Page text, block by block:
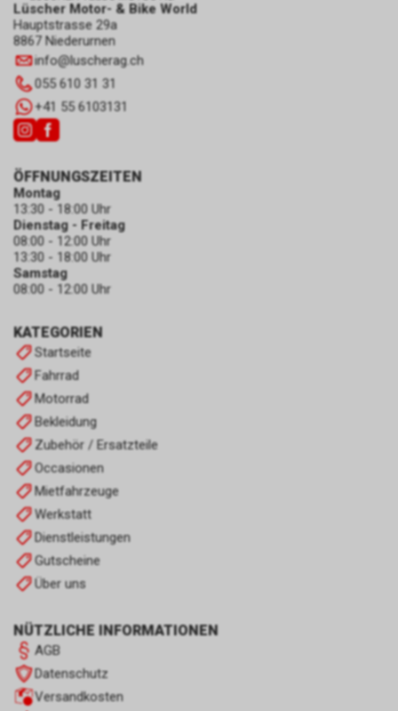
Lüscher Motor- & Bike World
Hauptstrasse 29a
8867 Niederurnen
info@luscherag.ch
055 610 31 31
+41 55 6103131
KATEGORIEN
Startseite
Fahrrad
Motorrad
Bekleidung
Zubehör / Ersatzteile
Occasionen
Mietfahrzeuge
Werkstatt
Dienstleistungen
Gutscheine
Über uns
NÜTZLICHE INFORMATIONEN
AGB
Datenschutz
Versandkosten
ÖFFNUNGSZEITEN
Montag
13:30 - 18:00 Uhr
Dienstag - Freitag
08:00 - 12:00 Uhr
13:30 - 18:00 Uhr
Samstag
08:00 - 12:00 Uhr